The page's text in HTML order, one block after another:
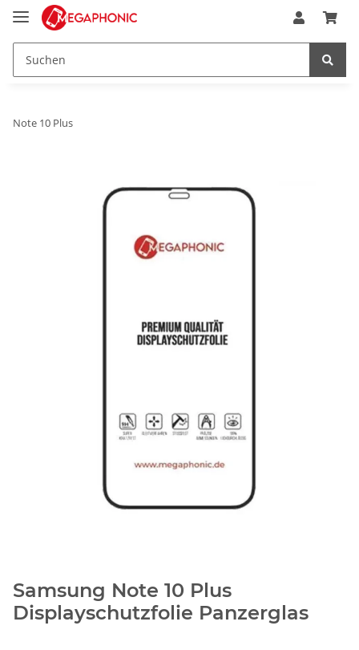
Note 10 Plus
Samsung Note 10 Plus
Displayschutzfolie Panzerglas